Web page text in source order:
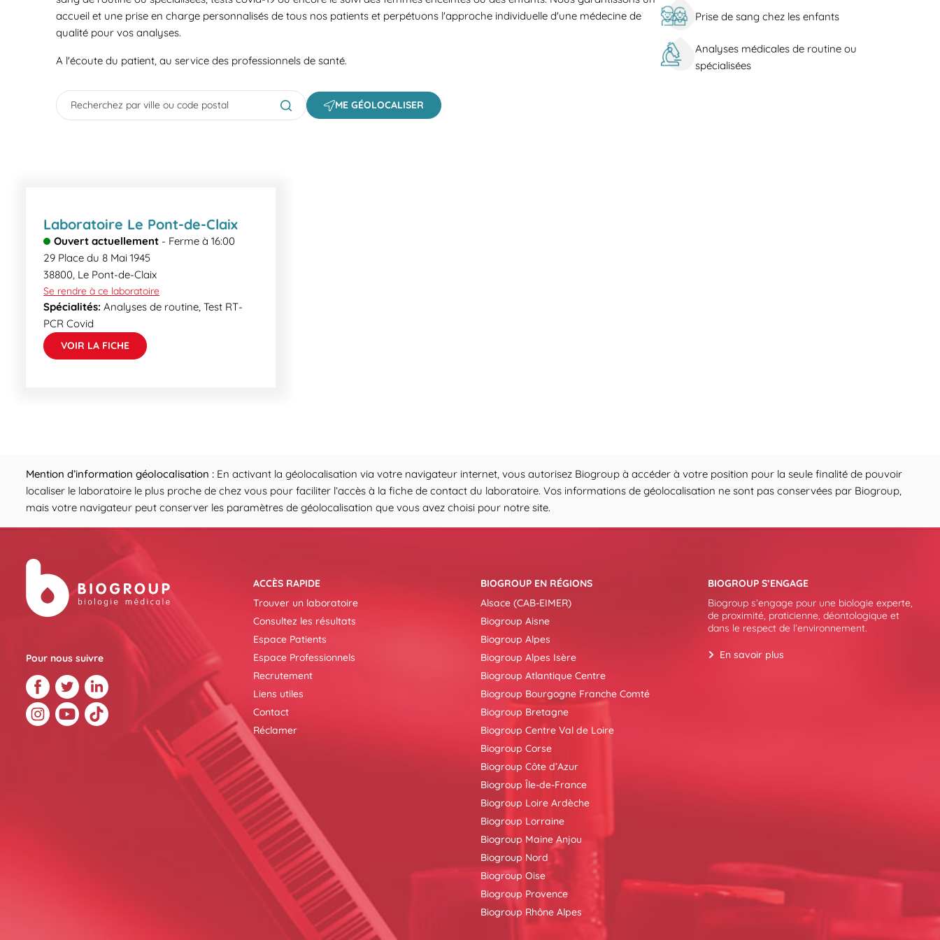
accueil et une prise en charge personnalisés de tous nos patients et perpétuons l'approche individuelle d'une médecine de
qualité pour vos analyses.
A l'écoute du patient, au service des professionnels de santé.
City, State/Province, Zip or City & Country
Submit a search.ME GÉOLOCALISER
Prise de sang chez les enfants
Analyses médicales de routine ou
spécialisées
Laboratoire Le Pont-de-Claix
Ouvert actuellement - Ferme à 16:00
29 Place du 8 Mai 1945
38800, Le Pont-de-Claix
Se rendre à ce laboratoire
Spécialités: Analyses de routine, Test RT-
PCR Covid
VOIR LA FICHE
Mention d’information géolocalisation : En activant la géolocalisation via votre navigateur internet, vous autorisez Biogroup à accéder à votre position pour la seule finalité de pouvoir
localiser le laboratoire le plus proche de chez vous pour faciliter l’accès à la fiche de contact du laboratoire. Vos informations de géolocalisation ne sont pas conservées par Biogroup,
mais votre navigateur peut conserver les paramètres de géolocalisation que vous avez choisi pour notre site.
Pour nous suivre
ACCÈS RAPIDE
Trouver un laboratoire
Consultez les résultats
Espace Patients
Espace Professionnels
Recrutement
Liens utiles
Contact
Réclamer
BIOGROUP EN RÉGIONS
Alsace (CAB-EIMER)
Biogroup Aisne
Biogroup Alpes
Biogroup Alpes Isère
Biogroup Atlantique Centre
Biogroup Bourgogne Franche Comté
Biogroup Bretagne
Biogroup Centre Val de Loire
Biogroup Corse
Biogroup Côte d’Azur
Biogroup Île-de-France
Biogroup Loire Ardèche
Biogroup Lorraine
Biogroup Maine Anjou
Biogroup Nord
Biogroup Oise
Biogroup Provence
Biogroup Rhône Alpes
BIOGROUP S’ENGAGE
Biogroup s’engage pour une biologie experte,
de proximité, praticienne, déontologique et
dans le respect de l’environnement.
En savoir plus